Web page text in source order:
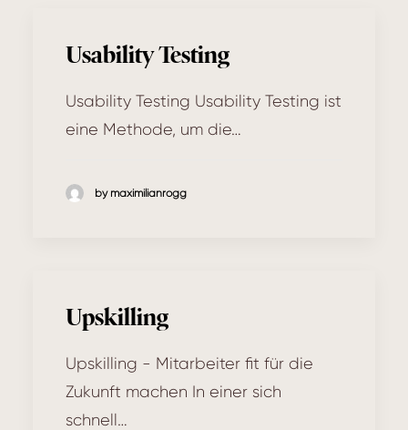
Usability Testing
Usability Testing Usability Testing ist
eine Methode, um die…
by maximilianrogg
Upskilling
Upskilling - Mitarbeiter fit für die
Zukunft machen In einer sich
schnell…